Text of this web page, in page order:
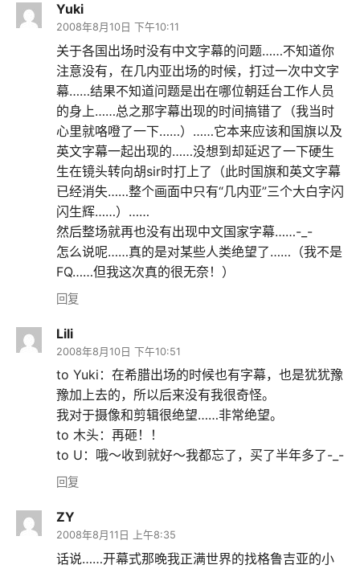
Yuki
2008年8月10日 下午10:11
关于各国出场时没有中文字幕的问题……不知道你
注意没有，在几内亚出场的时候，打过一次中文字
幕……结果不知道问题是出在哪位朝廷台工作人员
的身上……总之那字幕出现的时间搞错了（我当时
心里就咯噔了一下……）……它本来应该和国旗以及
英文字幕一起出现的……没想到却延迟了一下硬生
生在镜头转向胡sir时打上了（此时国旗和英文字幕
已经消失……整个画面中只有“几内亚”三个大白字闪
闪生辉……）……
然后整场就再也没有出现中文国家字幕……-_-
怎么说呢……真的是对某些人类绝望了……（我不是
FQ……但我这次真的很无奈！）
回复
Lili
2008年8月10日 下午10:51
to Yuki：在希腊出场的时候也有字幕，也是犹犹豫
豫加上去的，所以后来没有我很奇怪。
我对于摄像和剪辑很绝望……非常绝望。
to 木头：再砸！！
to U：哦～收到就好～我都忘了，买了半年多了-_-
回复
ZY
2008年8月11日 上午8:35
话说……开幕式那晚我正满世界的找格鲁吉亚的小